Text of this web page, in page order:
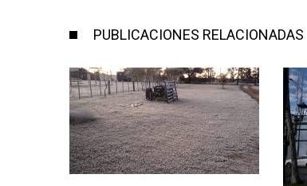
PUBLICACIONES RELACIONADAS